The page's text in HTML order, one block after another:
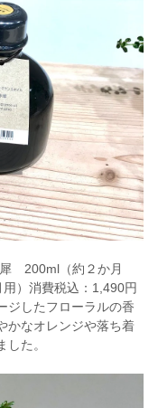
犀 200ml（約２か月
）消費税込：1,490円
ジしたフローラルの香
かなオレンジや落ち着
た。